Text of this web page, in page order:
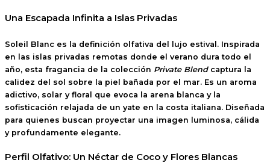
Una Escapada Infinita a Islas Privadas
Soleil Blanc es la definición olfativa del lujo estival. Inspirada
en las islas privadas remotas donde el verano dura todo el
año, esta fragancia de la colección Private Blendcaptura la
calidez del sol sobre la piel bañada por el mar. Es un aroma
adictivo, solar y floral que evoca la arena blanca y la
sofisticación relajada de un yate en la costa italiana. Diseñada
para quienes buscan proyectar una imagen luminosa, cálida
y profundamente elegante.
Perfil Olfativo: Un Néctar de Coco y Flores Blancas